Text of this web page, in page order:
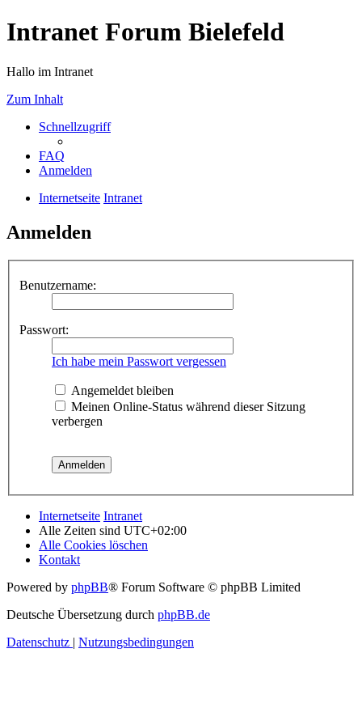
Intranet Forum Bielefeld
Hallo im Intranet
Zum Inhalt
Schnellzugriff
FAQ
Anmelden
Internetseite Intranet
Anmelden
Benutzername:
Passwort:
Ich habe mein Passwort vergessen
Angemeldet bleiben
Meinen Online-Status während dieser Sitzung
verbergen
Internetseite Intranet
Alle Zeiten sind UTC+02:00
Alle Cookies löschen
Kontakt
Powered by phpBB® Forum Software © phpBB Limited
Deutsche Übersetzung durch phpBB.de
Datenschutz | Nutzungsbedingungen